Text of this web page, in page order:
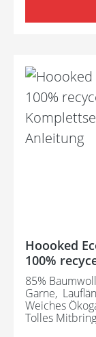
Hoooked
100%
Anleitung
85%
Garne,
Weiches Ökogarn Wunderschönes
Tolles